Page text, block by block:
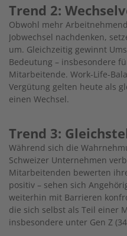
Trend 2:
Obwohl mehr
Jobwechsel nachdenken,
um. Gleichzeitig gewinnt
Bedeutung – insbesondere
Mitarbeitende. Work-Life-
Vergütung gelten heute als
einen Wechsel.
Trend 3:
Während sich die
Schweizer Unternehmen
Mitarbeitenden bewerten
positiv – sehen sich
weiterhin mit Barrieren
die sich selbst als Teil einer
insbesondere unter Gen Z (34